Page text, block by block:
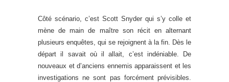
Côté scénario, c’est Scott Snyder qui s’y colle et
mène de main de maître son récit en alternant
plusieurs enquêtes, qui se rejoignent à la fin. Dès le
départ il savait où il allait, c’est indéniable. De
nouveaux et d’anciens ennemis apparaissent et les
investigations ne sont pas forcément prévisibles.